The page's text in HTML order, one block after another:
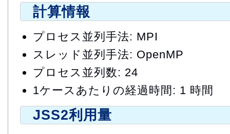
計算情報
プロセス並列手法: MPI
スレッド並列手法: OpenMP
プロセス並列数: 24
1ケースあたりの経過時間: 1 時間
JSS2利用量